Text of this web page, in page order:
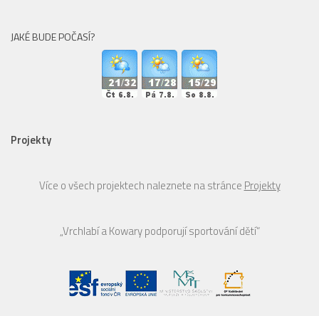
JAKÉ BUDE POČASÍ?
Projekty
Více o všech projektech naleznete na stránce Projekty
„Vrchlabí a Kowary podporují sportování dětí“